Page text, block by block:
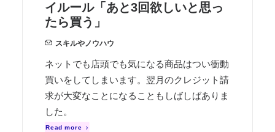
イルール「あと3回欲しいと思っ
たら買う」
スキルやノウハウ
ネットでも店頭でも気になる商品はつい衝動
買いをしてしまいます。翌月のクレジット請
求が大変なことになることもしばしばありま
した。
Read more